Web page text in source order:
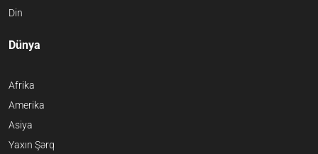
Din
Dünya
Afrika
Amerika
Asiya
Yaxın Şərq